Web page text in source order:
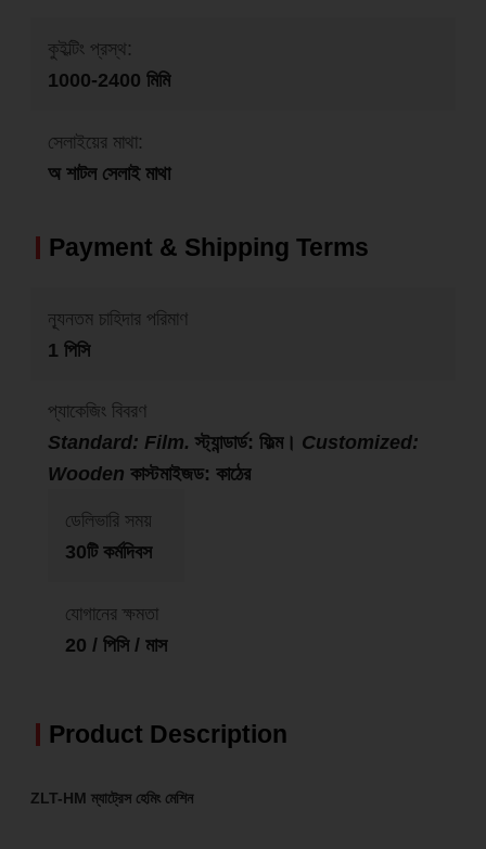
কুইল্টিং প্রস্থ:
1000-2400 মিমি
সেলাইয়ের মাথা:
অ শাটল সেলাই মাথা
Payment & Shipping Terms
ন্যূনতম চাহিদার পরিমাণ
1 পিসি
প্যাকেজিং বিবরণ
Standard: Film. স্ট্যান্ডার্ড: ফিল্ম। Customized:
Wooden কাস্টমাইজড: কাঠের
ডেলিভারি সময়
30টি কর্মদিবস
যোগানের ক্ষমতা
20 / পিসি / মাস
Product Description
ZLT-HM ম্যাট্রেস হেমিং মেশিন